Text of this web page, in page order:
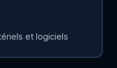
et logiciels